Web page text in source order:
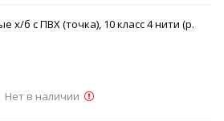
х/б с ПВХ (точка), 10 класс 4 нити (р.
Нет в наличии